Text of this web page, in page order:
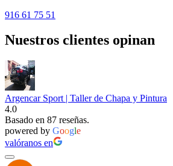
916 61 75 51
Nuestros clientes opinan
Argencar Sport | Taller de Chapa y Pintura
4.0
Basado en 87 reseñas.
powered by Google
valóranos en